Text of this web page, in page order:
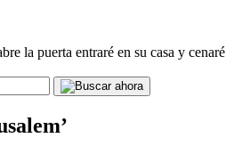
la puerta entraré en su casa y cenaré